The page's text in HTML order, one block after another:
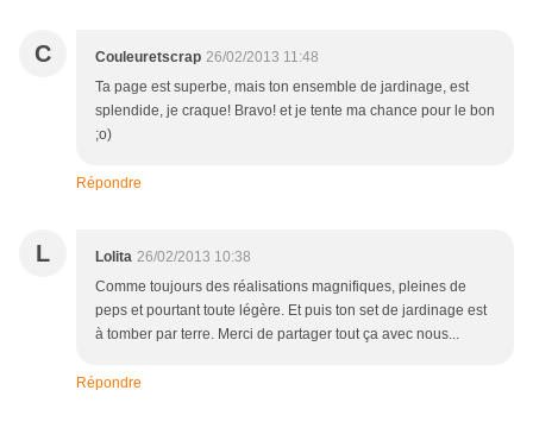
C Couleuretscrap 26/02/2013 11:48
Ta page est superbe, mais ton ensemble de jardinage, est
splendide, je craque! Bravo! et je tente ma chance pour le bon
;o)
Répondre
L Lolita 26/02/2013 10:38
Comme toujours des réalisations magnifiques, pleines de
peps et pourtant toute légère. Et puis ton set de jardinage est
à tomber par terre. Merci de partager tout ça avec nous...
Répondre